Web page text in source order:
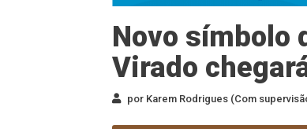
Novo símbolo
Virado
por Karem Rodrigues (Com